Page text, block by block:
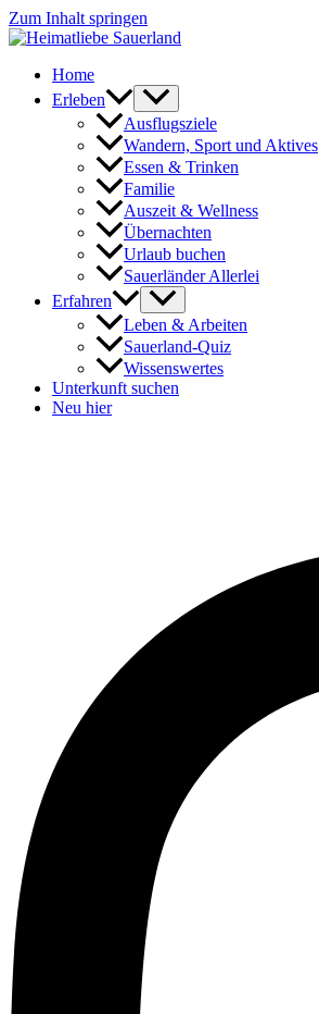
Zum Inhalt springen
Home
Erleben
Ausflugsziele
Wandern, Sport und Aktives
Essen & Trinken
Familie
Auszeit & Wellness
Übernachten
Urlaub buchen
Sauerländer Allerlei
Erfahren
Leben & Arbeiten
Sauerland-Quiz
Wissenswertes
Unterkunft suchen
Neu hier